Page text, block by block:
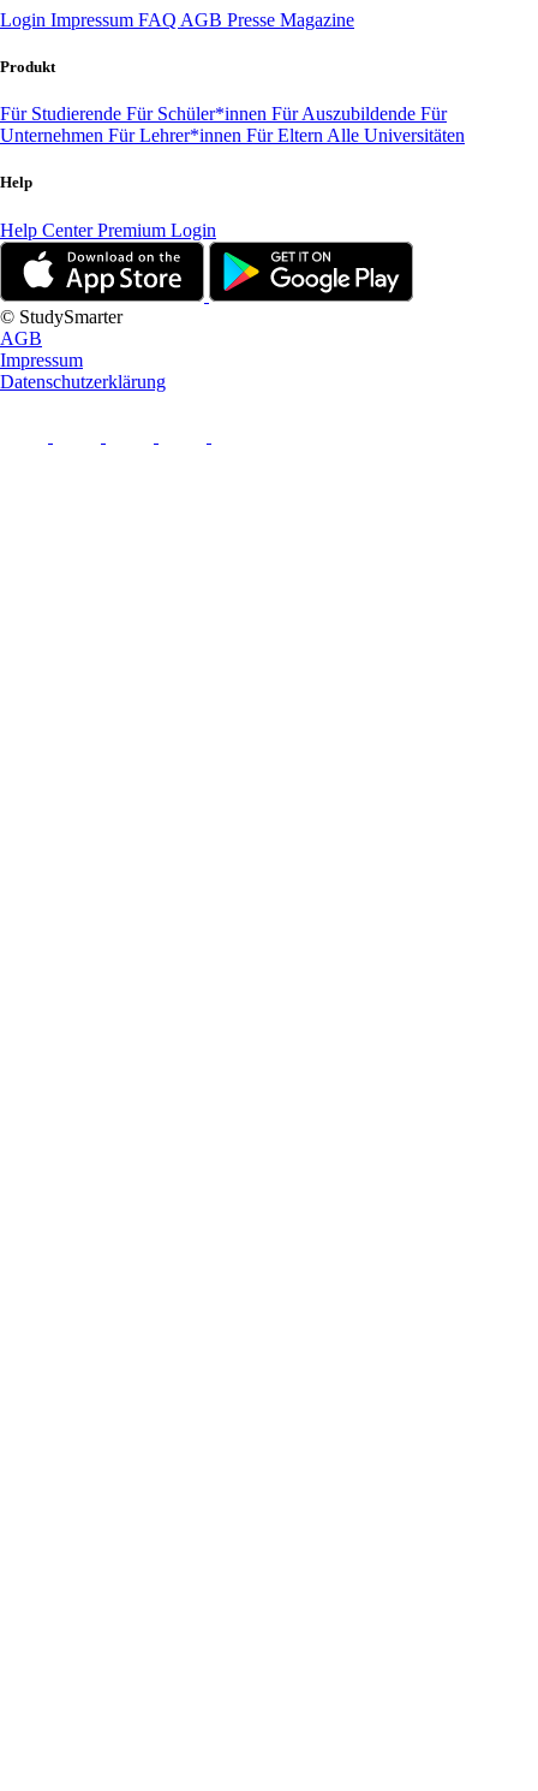
Login Impressum FAQ AGB Presse Magazine
Produkt
Für Studierende Für Schüler*innen Für Auszubildende Für
Unternehmen Für Lehrer*innen Für Eltern Alle Universitäten
Help
Help CenterPremium Login
© StudySmarter
AGB
Impressum
Datenschutzerklärung